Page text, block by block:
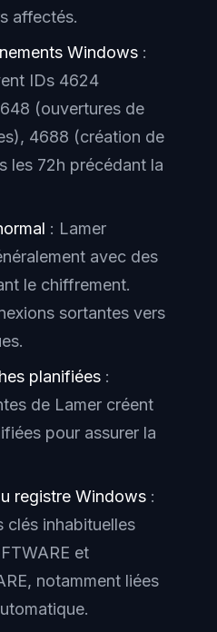
affectés.
Windows :
IDs 4624
(ouvertures de
4688 (création de
les 72h précédant la
: Lamer
avec des
le chiffrement.
sortantes vers
planifiées :
de Lamer créent
pour assurer la
registre Windows :
clés inhabituelles
et
notamment liées